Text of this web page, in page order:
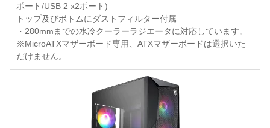
ポート/USB 2 x2ポート)
トップ及びボトムにダストフィルター付属
・280mmまでの水冷クーラーラジエータに対応しています。
※MicroATXマザーボード専用、ATXマザーボードは選択いた
だけません。